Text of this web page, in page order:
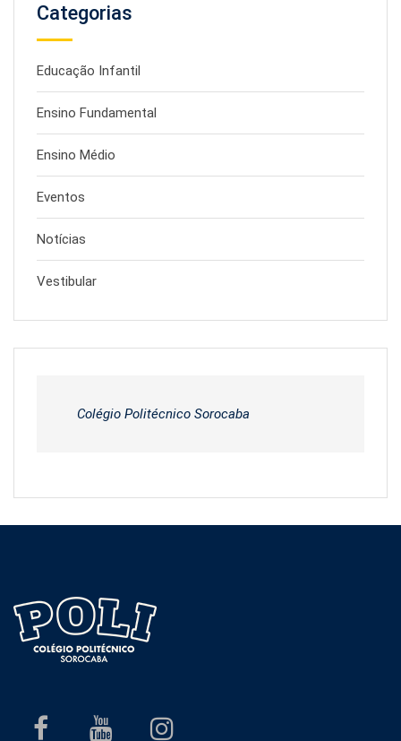
Categorias
Educação Infantil
Ensino Fundamental
Ensino Médio
Eventos
Notícias
Vestibular
Colégio Politécnico Sorocaba